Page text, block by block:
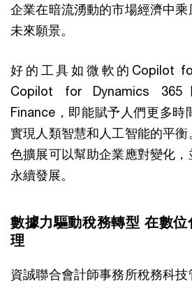
企業在暗流湧動的市場經濟中
未來願景。
好的工具如微軟的Copilot
Copilot for Dynamics
Finance，即能賦予人們更多時
實現人類智慧和人工智能的平
色擴展可以幫助企業應對變化
永續發展。
數據力驅動稅務轉型 在數
理
資誠聯合會計師事務所稅務科